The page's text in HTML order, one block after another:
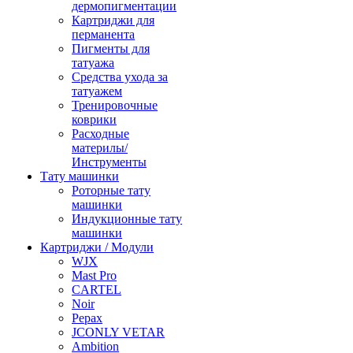
дермопигментации
Картриджи для
перманента
Пигменты для
татуажа
Средства ухода за
татуажем
Тренировочные
коврики
Расходные
материлы/
Инструменты
Тату машинки
Роторные тату
машинки
Индукционные тату
машинки
Картриджи / Модули
WJX
Mast Pro
CARTEL
Noir
Pepax
JCONLY VETAR
Ambition